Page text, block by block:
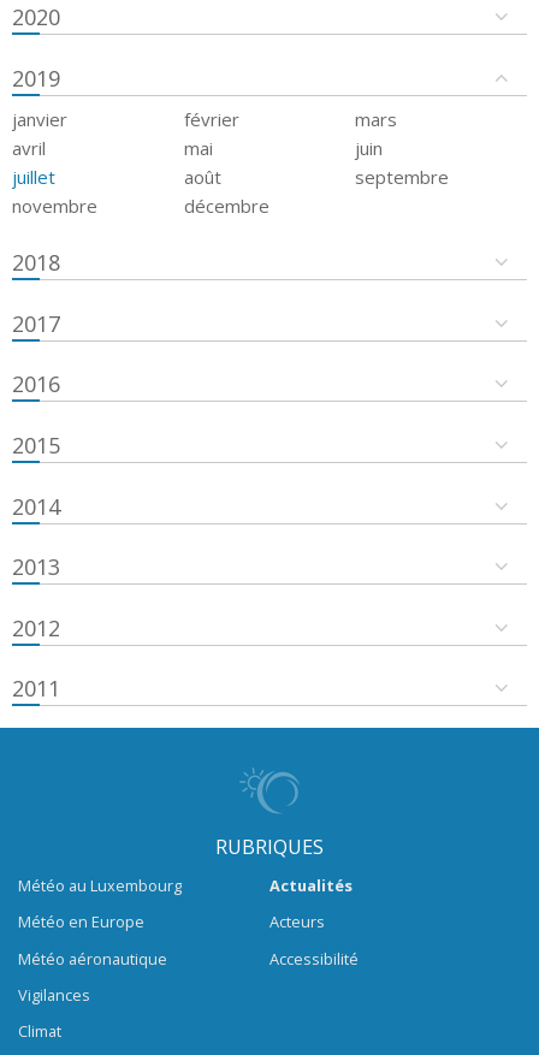
2020
2019
janvier février
mars
avril
mai
juin
juillet
août
septembre
novembre
décembre
2018
2017
2016
2015
2014
2013
2012
2011
RUBRIQUES
Météo au Luxembourg
Météo en Europe
Météo aéronautique
Vigilances
Climat
Actualités
Acteurs
Accessibilité